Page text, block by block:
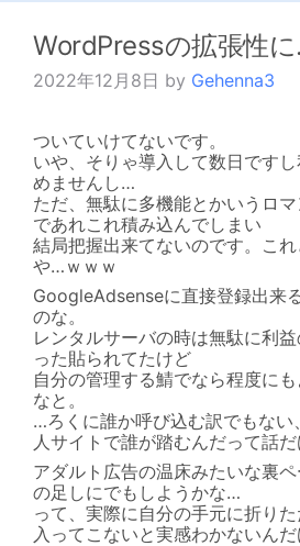
WordPressの拡張性
2022年12月8日 by Gehenna3
ついていけてないです。
いや、そりゃ導入して数日です
めませんし…
ただ、無駄に多機能とかいうロ
であれこれ積み込んでしまい
結局把握出来てないのです。こ
や…ｗｗｗ
GoogleAdsenseに直接登録出来
のな。
レンタルサーバの時は無駄に利
った貼られてたけど
自分の管理する鯖でなら程度に
なと。
…ろくに誰か呼び込む訳でもない
人サイトで誰が踏むんだって話だ
アダルト広告の温床みたいな裏
の足しにでもしようかな…
って、実際に自分の手元に折り
入ってこないと実感わかないんだ